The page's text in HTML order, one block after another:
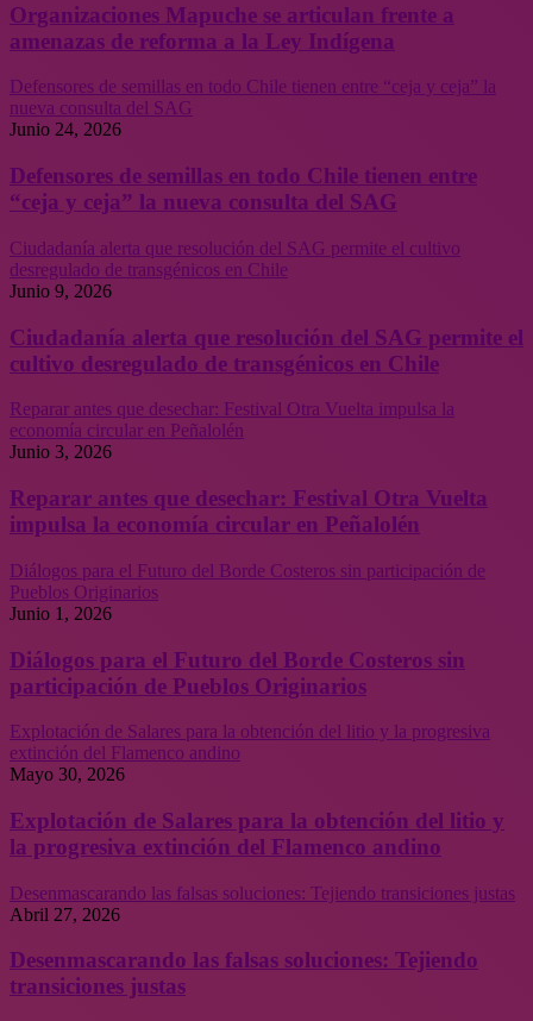
Organizaciones Mapuche se articulan frente a
amenazas de reforma a la Ley Indígena
Defensores de semillas en todo Chile tienen entre “ceja y ceja” la
nueva consulta del SAG
Junio 24, 2026
Defensores de semillas en todo Chile tienen entre
“ceja y ceja” la nueva consulta del SAG
Ciudadanía alerta que resolución del SAG permite el cultivo
desregulado de transgénicos en Chile
Junio 9, 2026
Ciudadanía alerta que resolución del SAG permite el
cultivo desregulado de transgénicos en Chile
Reparar antes que desechar: Festival Otra Vuelta impulsa la
economía circular en Peñalolén
Junio 3, 2026
Reparar antes que desechar: Festival Otra Vuelta
impulsa la economía circular en Peñalolén
Diálogos para el Futuro del Borde Costeros sin participación de
Pueblos Originarios
Junio 1, 2026
Diálogos para el Futuro del Borde Costeros sin
participación de Pueblos Originarios
Explotación de Salares para la obtención del litio y la progresiva
extinción del Flamenco andino
Mayo 30, 2026
Explotación de Salares para la obtención del litio y
la progresiva extinción del Flamenco andino
Desenmascarando las falsas soluciones: Tejiendo transiciones justas
Abril 27, 2026
Desenmascarando las falsas soluciones: Tejiendo
transiciones justas